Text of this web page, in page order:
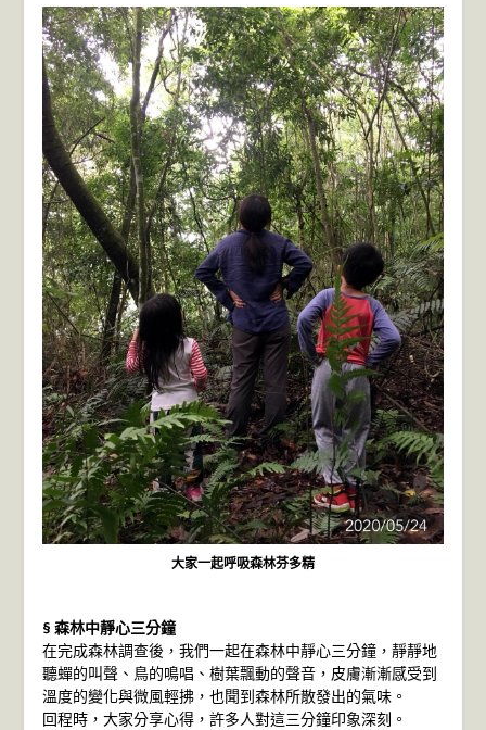
大家一起呼吸森林芬多精
§ 森林中靜心三分鐘
在完成森林調查後，我們一起在森林中靜心三分鐘，靜靜地
聽蟬的叫聲、鳥的鳴唱、樹葉飄動的聲音，皮膚漸漸感受到
溫度的變化與微風輕拂，也聞到森林所散發出的氣味。
回程時，大家分享心得，許多人對這三分鐘印象深刻。